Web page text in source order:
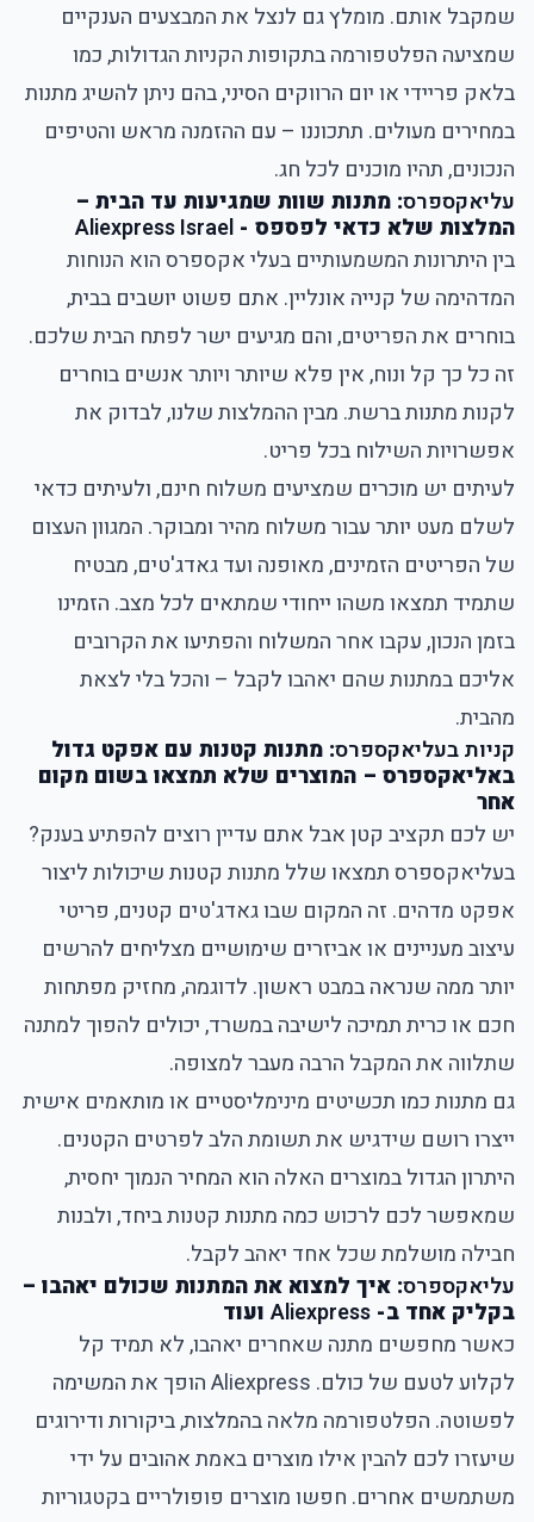
שמקבל אותם. מומלץ גם לנצל את המבצעים הענקיים
שמציעה הפלטפורמה בתקופות הקניות הגדולות, כמו
בלאק פריידי או יום הרווקים הסיני, בהם ניתן להשיג מתנות
במחירים מעולים. תתכוננו – עם ההזמנה מראש והטיפים
הנכונים, תהיו מוכנים לכל חג.
עליאקספרס: מתנות שוות שמגיעות עד הבית –
המלצות שלא כדאי לפספס - Aliexpress Israel
בין היתרונות המשמעותיים בעלי אקספרס הוא הנוחות
המדהימה של קנייה אונליין. אתם פשוט יושבים בבית,
בוחרים את הפריטים, והם מגיעים ישר לפתח הבית שלכם.
זה כל כך קל ונוח, אין פלא שיותר ויותר אנשים בוחרים
לקנות מתנות ברשת. מבין ההמלצות שלנו, לבדוק את
אפשרויות השילוח בכל פריט.
לעיתים יש מוכרים שמציעים משלוח חינם, ולעיתים כדאי
לשלם מעט יותר עבור משלוח מהיר ומבוקר. המגוון העצום
של הפריטים הזמינים, מאופנה ועד גאדג'טים, מבטיח
שתמיד תמצאו משהו ייחודי שמתאים לכל מצב. הזמינו
בזמן הנכון, עקבו אחר המשלוח והפתיעו את הקרובים
אליכם במתנות שהם יאהבו לקבל – והכל בלי לצאת
מהבית.
קניות בעליאקספרס: מתנות קטנות עם אפקט גדול
באליאקספרס – המוצרים שלא תמצאו בשום מקום
אחר
יש לכם תקציב קטן אבל אתם עדיין רוצים להפתיע בענק?
בעליאקספרס תמצאו שלל מתנות קטנות שיכולות ליצור
אפקט מדהים. זה המקום שבו גאדג'טים קטנים, פריטי
עיצוב מעניינים או אביזרים שימושיים מצליחים להרשים
יותר ממה שנראה במבט ראשון. לדוגמה, מחזיק מפתחות
חכם או כרית תמיכה לישיבה במשרד, יכולים להפוך למתנה
שתלווה את המקבל הרבה מעבר למצופה.
גם מתנות כמו תכשיטים מינימליסטיים או מותאמים אישית
ייצרו רושם שידגיש את תשומת הלב לפרטים הקטנים.
היתרון הגדול במוצרים האלה הוא המחיר הנמוך יחסית,
שמאפשר לכם לרכוש כמה מתנות קטנות ביחד, ולבנות
חבילה מושלמת שכל אחד יאהב לקבל.
עליאקספרס: איך למצוא את המתנות שכולם יאהבו –
בקליק אחד ב- Aliexpress ועוד
כאשר מחפשים מתנה שאחרים יאהבו, לא תמיד קל
לקלוע לטעם של כולם. Aliexpress הופך את המשימה
לפשוטה. הפלטפורמה מלאה בהמלצות, ביקורות ודירוגים
שיעזרו לכם להבין אילו מוצרים באמת אהובים על ידי
משתמשים אחרים. חפשו מוצרים פופולריים בקטגוריות